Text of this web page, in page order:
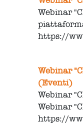
Webinar
https://
Webinar
(Eventi)
Webinar
Webinar
https://